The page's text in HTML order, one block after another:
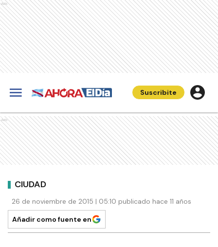
Ads
Suscribite
Ads
CIUDAD
26 de noviembre de 2015 | 05:10 publicado hace 11 años
Añadir como fuente en